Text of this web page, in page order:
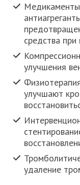
средства
улучшения
улучшают
удаление